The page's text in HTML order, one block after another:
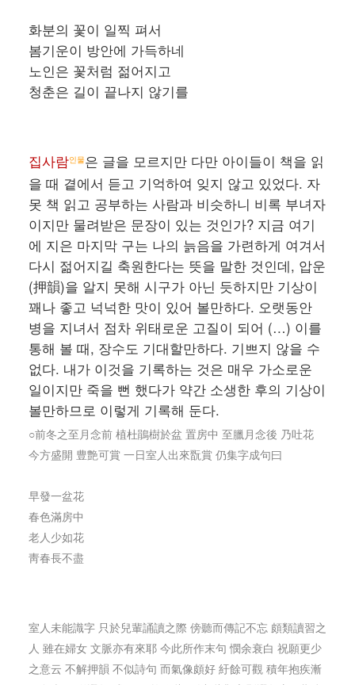
화분의 꽃이 일찍 펴서
봄기운이 방안에 가득하네
노인은 꽃처럼 젊어지고
청춘은 길이 끝나지 않기를
집사람인물은 글을 모르지만 다만 아이들이 책을 읽
을 때 곁에서 듣고 기억하여 잊지 않고 있었다. 자
못 책 읽고 공부하는 사람과 비슷하니 비록 부녀자
이지만 물려받은 문장이 있는 것인가? 지금 여기
에 지은 마지막 구는 나의 늙음을 가련하게 여겨서
다시 젊어지길 축원한다는 뜻을 말한 것인데, 압운
(押韻)을 알지 못해 시구가 아닌 듯하지만 기상이
꽤나 좋고 넉넉한 맛이 있어 볼만하다. 오랫동안
병을 지녀서 점차 위태로운 고질이 되어 (…) 이를
통해 볼 때, 장수도 기대할만하다. 기쁘지 않을 수
없다. 내가 이것을 기록하는 것은 매우 가소로운
일이지만 죽을 뻔 했다가 약간 소생한 후의 기상이
볼만하므로 이렇게 기록해 둔다.
○前冬之至月念前 植杜鵑樹於盆 置房中 至臘月念後 乃吐花
今方盛開 豊艶可賞 一日室人出來翫賞 仍集字成句曰
早發一盆花
春色滿房中
老人少如花
靑春長不盡
室人未能識字 只於兒輩誦讀之際 傍聽而傳記不忘 頗類讀習之
人 雖在婦女 文脈亦有來耶 今此所作末句 憫余衰白 祝願更少
之意云 不解押韻 不似詩句 而氣像頗好 紆餘可觀 積年抱疾漸